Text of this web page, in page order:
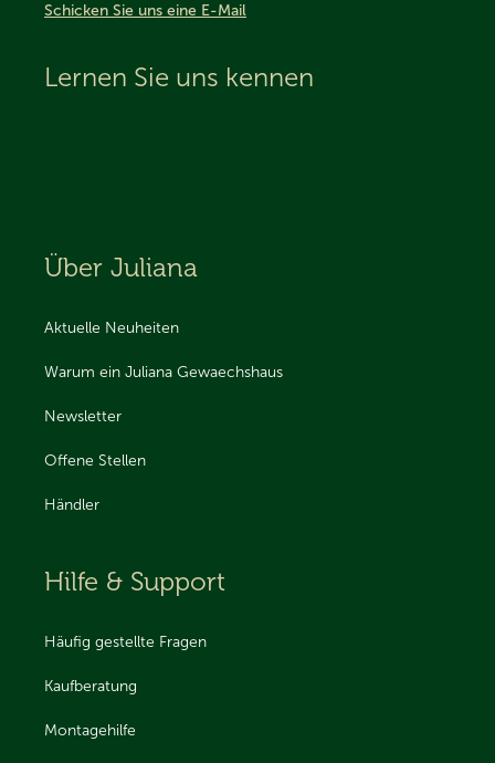
Schicken Sie uns eine E-Mail
Lernen Sie uns kennen
Über Juliana
Aktuelle Neuheiten
Warum ein Juliana Gewaechshaus
Newsletter
Offene Stellen
Händler
Hilfe & Support
Häufig gestellte Fragen
Kaufberatung
Montagehilfe